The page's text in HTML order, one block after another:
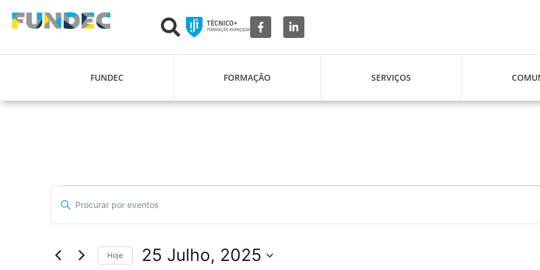
FUNDEC FORMAÇÃO SERVIÇOS
Navegação
de
pesquisa
Digite
chave.
Eventos
Hoje 25 Julho, 2025